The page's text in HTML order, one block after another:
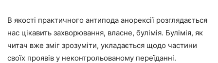
В якості практичного антипода анорексії розглядається
нас цікавить захворювання, власне, булімія. Булімія, як
читач вже зміг зрозуміти, укладається щодо частини
своїх проявів у неконтрольованому переїданні.